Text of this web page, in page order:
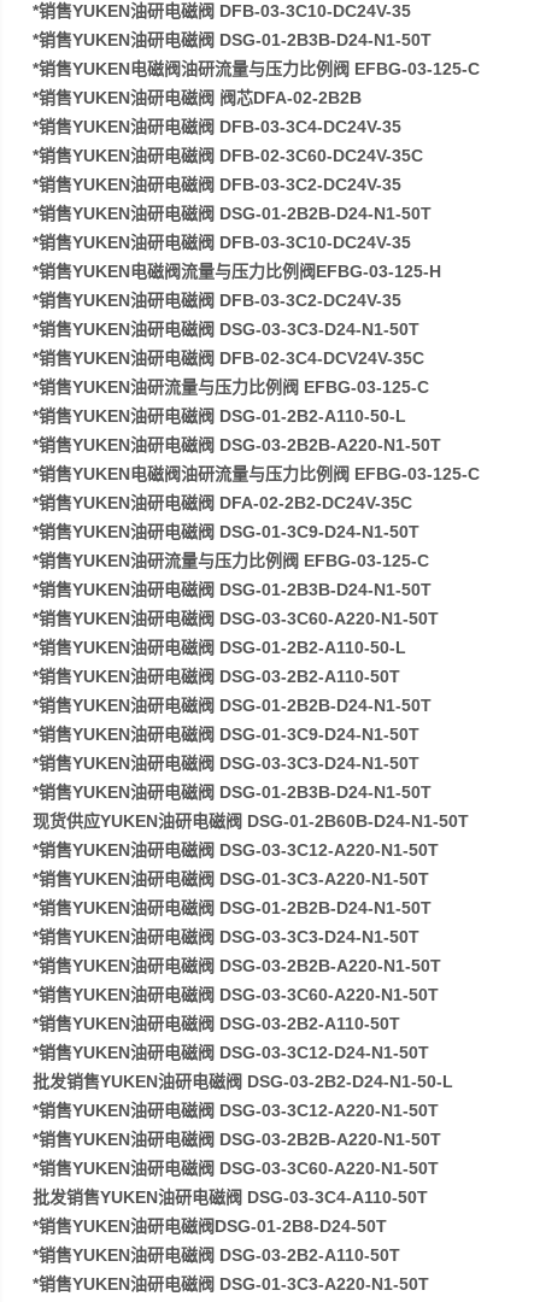
*销售YUKEN油研电磁阀 DFB-03-3C10-DC24V-35
*销售YUKEN油研电磁阀 DSG-01-2B3B-D24-N1-50T
*销售YUKEN电磁阀油研流量与压力比例阀 EFBG-03-125-C
*销售YUKEN油研电磁阀 阀芯DFA-02-2B2B
*销售YUKEN油研电磁阀 DFB-03-3C4-DC24V-35
*销售YUKEN油研电磁阀 DFB-02-3C60-DC24V-35C
*销售YUKEN油研电磁阀 DFB-03-3C2-DC24V-35
*销售YUKEN油研电磁阀 DSG-01-2B2B-D24-N1-50T
*销售YUKEN油研电磁阀 DFB-03-3C10-DC24V-35
*销售YUKEN电磁阀流量与压力比例阀EFBG-03-125-H
*销售YUKEN油研电磁阀 DFB-03-3C2-DC24V-35
*销售YUKEN油研电磁阀 DSG-03-3C3-D24-N1-50T
*销售YUKEN油研电磁阀 DFB-02-3C4-DCV24V-35C
*销售YUKEN油研流量与压力比例阀 EFBG-03-125-C
*销售YUKEN油研电磁阀 DSG-01-2B2-A110-50-L
*销售YUKEN油研电磁阀 DSG-03-2B2B-A220-N1-50T
*销售YUKEN电磁阀油研流量与压力比例阀 EFBG-03-125-C
*销售YUKEN油研电磁阀 DFA-02-2B2-DC24V-35C
*销售YUKEN油研电磁阀 DSG-01-3C9-D24-N1-50T
*销售YUKEN油研流量与压力比例阀 EFBG-03-125-C
*销售YUKEN油研电磁阀 DSG-01-2B3B-D24-N1-50T
*销售YUKEN油研电磁阀 DSG-03-3C60-A220-N1-50T
*销售YUKEN油研电磁阀 DSG-01-2B2-A110-50-L
*销售YUKEN油研电磁阀 DSG-03-2B2-A110-50T
*销售YUKEN油研电磁阀 DSG-01-2B2B-D24-N1-50T
*销售YUKEN油研电磁阀 DSG-01-3C9-D24-N1-50T
*销售YUKEN油研电磁阀 DSG-03-3C3-D24-N1-50T
*销售YUKEN油研电磁阀 DSG-01-2B3B-D24-N1-50T
现货供应YUKEN油研电磁阀 DSG-01-2B60B-D24-N1-50T
*销售YUKEN油研电磁阀 DSG-03-3C12-A220-N1-50T
*销售YUKEN油研电磁阀 DSG-01-3C3-A220-N1-50T
*销售YUKEN油研电磁阀 DSG-01-2B2B-D24-N1-50T
*销售YUKEN油研电磁阀 DSG-03-3C3-D24-N1-50T
*销售YUKEN油研电磁阀 DSG-03-2B2B-A220-N1-50T
*销售YUKEN油研电磁阀 DSG-03-3C60-A220-N1-50T
*销售YUKEN油研电磁阀 DSG-03-2B2-A110-50T
*销售YUKEN油研电磁阀 DSG-03-3C12-D24-N1-50T
批发销售YUKEN油研电磁阀 DSG-03-2B2-D24-N1-50-L
*销售YUKEN油研电磁阀 DSG-03-3C12-A220-N1-50T
*销售YUKEN油研电磁阀 DSG-03-2B2B-A220-N1-50T
*销售YUKEN油研电磁阀 DSG-03-3C60-A220-N1-50T
批发销售YUKEN油研电磁阀 DSG-03-3C4-A110-50T
*销售YUKEN油研电磁阀DSG-01-2B8-D24-50T
*销售YUKEN油研电磁阀 DSG-03-2B2-A110-50T
*销售YUKEN油研电磁阀 DSG-01-3C3-A220-N1-50T